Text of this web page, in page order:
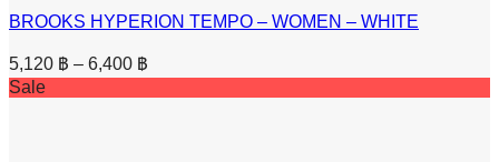
BROOKS HYPERION TEMPO – WOMEN – WHITE
5,120 ฿ – 6,400 ฿
range:
5,120 ฿
Sale